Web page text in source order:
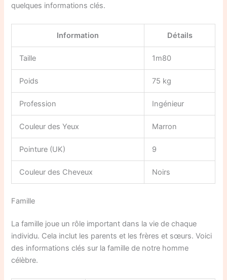
quelques informations clés.
Information Détails
Taille 1m80
Poids 75 kg
Profession Ingénieur
Couleur des Yeux Marron
Pointure (UK) 9
Couleur des Cheveux Noirs
Famille
La famille joue un rôle important dans la vie de chaque
individu. Cela inclut les parents et les frères et sœurs. Voici
des informations clés sur la famille de notre homme
célèbre.